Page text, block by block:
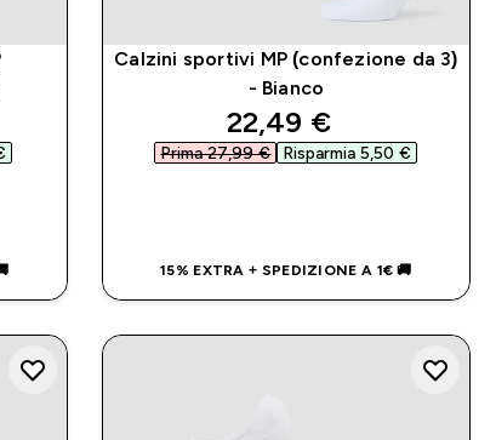
Calzini sportivi MP (confezione da 3)
- Bianco
discounted price
22,49 €‎
Prima 27,99 €‎ Risparmia 5,50 €‎
15% EXTRA + SPEDIZIONE A 1€ 🚚